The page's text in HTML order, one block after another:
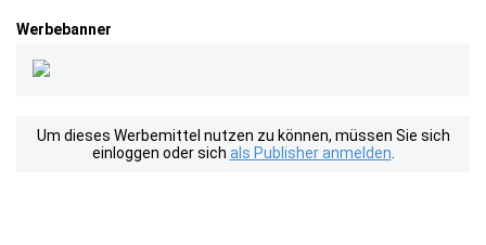
Werbebanner
Um dieses Werbemittel nutzen zu können, müssen Sie sich
einloggen oder sich als Publisher anmelden